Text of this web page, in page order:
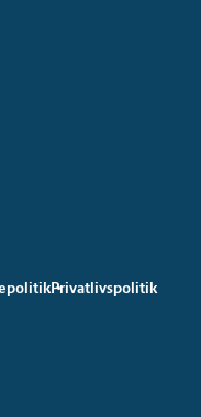
Privatlivspolitik